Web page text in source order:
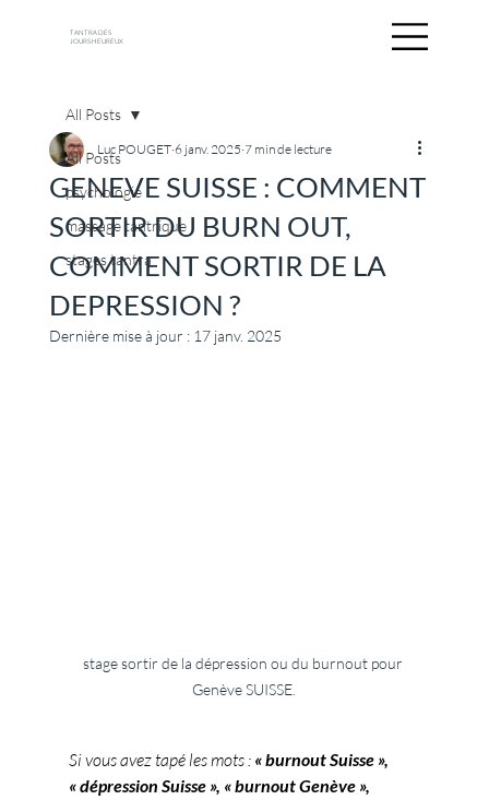
TANTRA DES
JOURS HEUREUX
All Posts
psychologie
massage tantrique
stages tantra
All Posts
GENEVE SUISSE : COMMENT
SORTIR DU BURN OUT,
COMMENT SORTIR DE LA
DEPRESSION ?
Luc POUGET 6 janv. 2025 7 min de lecture
Dernière mise à jour : 17 janv. 2025
stage sortir de la dépression ou du burnout pour
Genève SUISSE.
Si vous avez tapé les mots : « burnout Suisse »,
« dépression Suisse », « burnout Genève »,